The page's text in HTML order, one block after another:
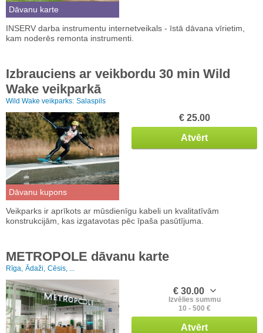
Dāvanu karte
INSERV darba instrumentu internetveikals - īstā dāvana vīrietim,
kam noderēs remonta instrumenti.
Izbrauciens ar veikbordu 30 min Wild
Wake veikparkā
Wild Wake veikparks: Salaspils
Dāvanu kupons
€ 25.00
Atvērt
Veikparks ir aprīkots ar mūsdienīgu kabeli un kvalitatīvām
konstrukcijām, kas izgatavotas pēc īpaša pasūtījuma.
METROPOLE dāvanu karte
Rīga, Ādaži, Cēsis, ...
€ 30.00
Izvēlies summu
10 - 500 €
Atvērt